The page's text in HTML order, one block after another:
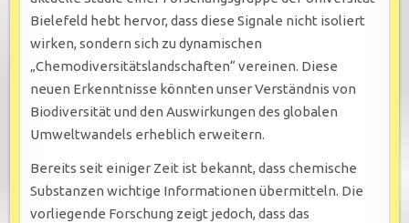
Bielefeld hebt hervor, dass diese Signale nicht isoliert
wirken, sondern sich zu dynamischen
„Chemodiversitätslandschaften“ vereinen. Diese
neuen Erkenntnisse könnten unser Verständnis von
Biodiversität und den Auswirkungen des globalen
Umweltwandels erheblich erweitern.
Bereits seit einiger Zeit ist bekannt, dass chemische
Substanzen wichtige Informationen übermitteln. Die
vorliegende Forschung zeigt jedoch, dass das